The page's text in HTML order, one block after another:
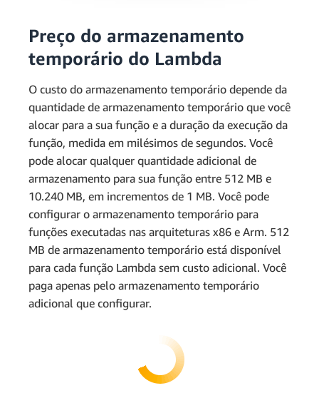
Observação: os exemplos são
baseados no preço no Leste
dos EUA (Norte da Virgínia).
Todas as execuções começam
no início do mês e todas as
primeira tentativa, sem novas
tentativas de simplificar os
Preço do armazenamento
temporário do Lambda
O custo do armazenamento temporário depende da
quantidade de armazenamento temporário que você
alocar para a sua função e a duração da execução da
função, medida em milésimos de segundos. Você
pode alocar qualquer quantidade adicional de
armazenamento para sua função entre 512 MB e
10.240 MB, em incrementos de 1 MB. Você pode
configurar o armazenamento temporário para
funções executadas nas arquiteturas x86 e Arm. 512
MB de armazenamento temporário está disponível
para cada função Lambda sem custo adicional. Você
paga apenas pelo armazenamento temporário
adicional que configurar.